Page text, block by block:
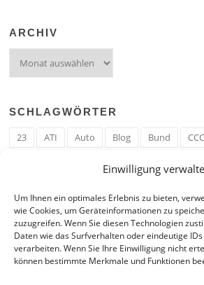
Einwilligung
Um Ihnen ein optimales Erlebnis zu bieten,
wie Cookies, um Geräteinformationen zu
zuzugreifen. Wenn Sie diesen Technologien
Daten wie das Surfverhalten oder eindeutige
verarbeiten. Wenn Sie Ihre Einwilligung nicht
können bestimmte Merkmale und Funktionen
ARCHIV
SCHLAGWÖRTER
23 ATI Auto Blog Bund CCC
Google
Hack Hand HE ICE
Krefeld
Liebe Linux u. Software
RAM
Regeln RZ Spam Spiel